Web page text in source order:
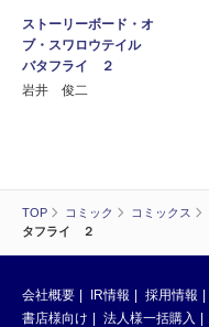
TOP コミック コミックス
タフライ ２
ストーリーボード・オ
ブ・スワロウテイル
バタフライ ２
岩井 俊二
会社概要 IR情報 採用情報
書店様向け
法人様一括購入